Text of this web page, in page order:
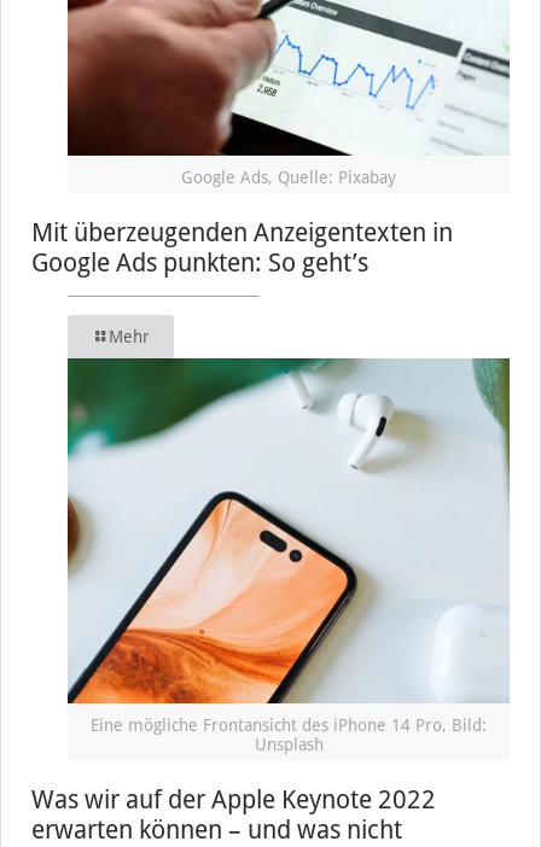
Google Ads, Quelle: Pixabay
Mit überzeugenden Anzeigentexten in
Google Ads punkten: So geht’s
Mehr
Eine mögliche Frontansicht des iPhone 14 Pro, Bild:
Unsplash
Was wir auf der Apple Keynote 2022
erwarten können – und was nicht